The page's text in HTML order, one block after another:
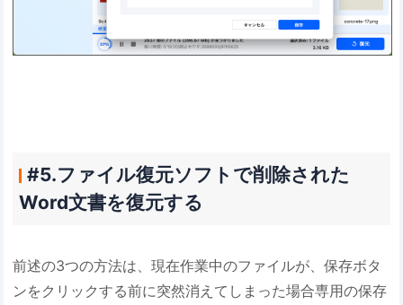
#5.ファイル復元ソフトで削除された
Word文書を復元する
前述の3つの方法は、現在作業中のファイルが、保存ボタ
ンをクリックする前に突然消えてしまった場合専用の保存